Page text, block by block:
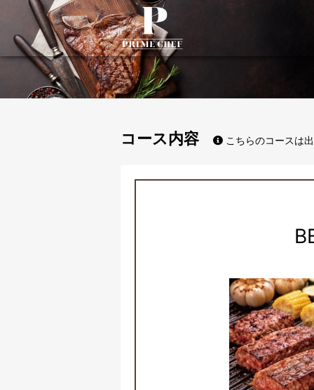
コース内容 こちらのコースは